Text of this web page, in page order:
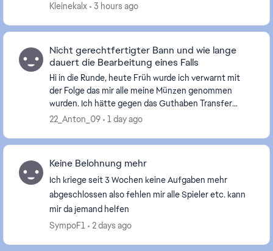
Kleinekalx
3 hours ago
Nicht gerechtfertigter Bann und wie lange
dauert die Bearbeitung eines Falls
Hi in die Runde, heute Früh wurde ich verwarnt mit
der Folge das mir alle meine Münzen genommen
wurden. Ich hätte gegen das Guthaben Transfer
Regel verstoßen. Da ich die letzen Tage Üv Trading
22_Anton_09 1 day ago
Keine Belohnung mehr
Ich kriege seit 3 Wochen keine Aufgaben mehr
abgeschlossen also fehlen mir alle Spieler etc. kann
mir da jemand helfen
SympoF1
2 days ago